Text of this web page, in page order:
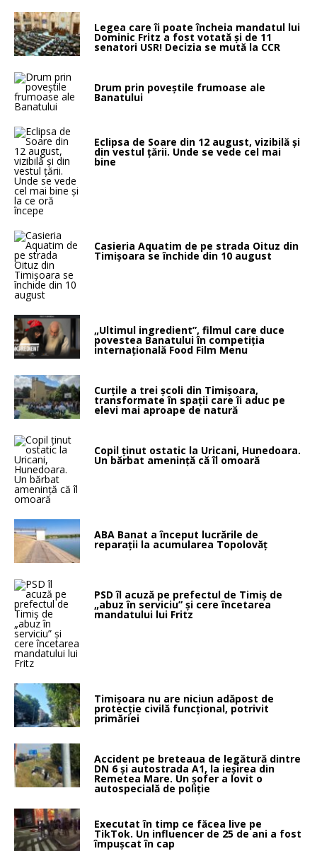
Legea care îi poate încheia mandatul lui
Dominic Fritz a fost votată și de 11
senatori USR! Decizia se mută la CCR
Drum prin poveştile frumoase ale
Banatului
Eclipsa de Soare din 12 august, vizibilă și
din vestul țării. Unde se vede cel mai
bine
Casieria Aquatim de pe strada Oituz din
Timișoara se închide din 10 august
„Ultimul ingredient”, filmul care duce
povestea Banatului în competiția
internațională Food Film Menu
Curțile a trei școli din Timișoara,
transformate în spații care îi aduc pe
elevi mai aproape de natură
Copil ținut ostatic la Uricani, Hunedoara.
Un bărbat amenință că îl omoară
ABA Banat a început lucrările de
reparații la acumularea Topolovăț
PSD îl acuză pe prefectul de Timiș de
„abuz în serviciu” și cere încetarea
mandatului lui Fritz
Timișoara nu are niciun adăpost de
protecție civilă funcțional, potrivit
primăriei
Accident pe breteaua de legătură dintre
DN 6 și autostrada A1, la ieșirea din
Remetea Mare. Un șofer a lovit o
autospecială de poliție
Executat în timp ce făcea live pe
TikTok. Un influencer de 25 de ani a fost
împușcat în cap